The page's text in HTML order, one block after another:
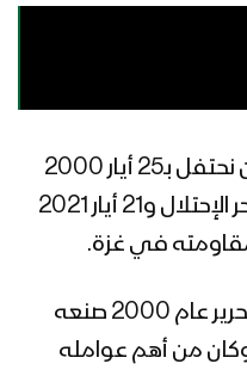
وأوضح سماحته أننا بتنا من الآن نحتفل بـ25 أيار 2000
انتصار المقاومة في لبنان ودحر الإحتلال و21 أيار 2021
في غزة.
وأشار السيد نصر الله إلى أن التحرير عام 2000 صنعه
من أهم عوامله